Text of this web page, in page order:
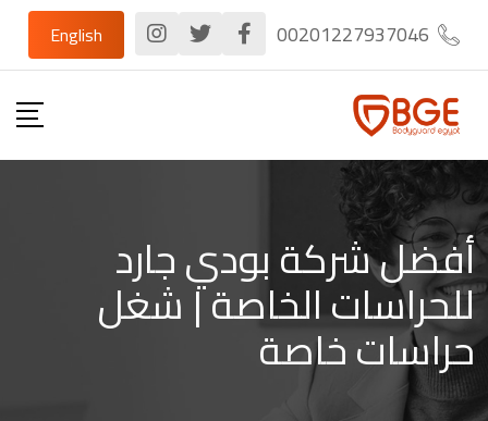
content
00201227937046
English
أفضل شركة بودي جارد
للحراسات الخاصة | شغل
حراسات خاصة